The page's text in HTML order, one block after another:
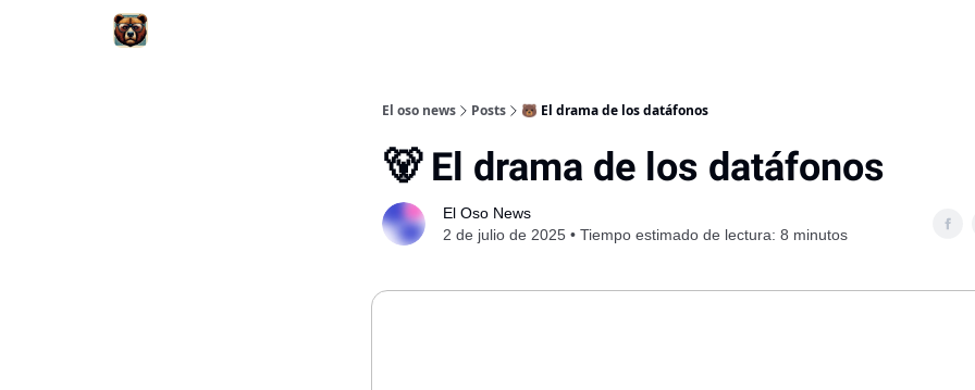
El oso news Posts 🐻 El drama de los datáfonos
🐻 El drama de los datáfonos
El Oso News
2 de julio de 2025 • Tiempo estimado de lectura: 8 minutos